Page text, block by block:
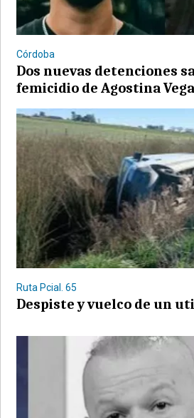
Córdoba
Dos nuevas detenciones
femicidio de Agostina Vega
Ruta Pcial. 65
Despiste y vuelco de un